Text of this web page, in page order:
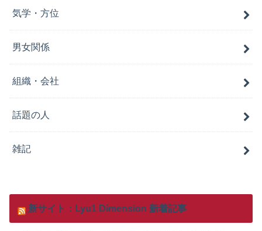
気学・方位
男女関係
組織・会社
話題の人
雑記
新サイト：Lyu1 Dimension 新着記事